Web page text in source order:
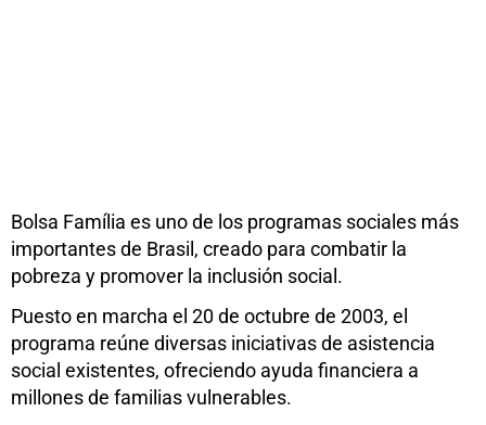
Bolsa Família es uno de los programas sociales más
importantes de Brasil, creado para combatir la
pobreza y promover la inclusión social.
Puesto en marcha el 20 de octubre de 2003, el
programa reúne diversas iniciativas de asistencia
social existentes, ofreciendo ayuda financiera a
millones de familias vulnerables.